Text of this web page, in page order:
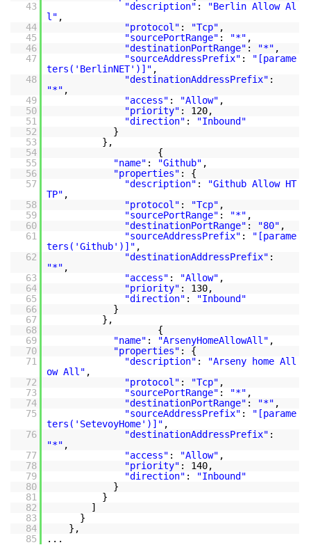
43
"description" :
"Berlin Allow Al
l" ,
44
"protocol" : "Tcp" ,
45
"sourcePortRange" : "*" ,
46
"destinationPortRange" : "*" ,
47
"sourceAddressPrefix" :
"[parame
ters('BerlinNET')]" ,
48
"destinationAddressPrefix" :
"*" ,
49
"access" : "Allow" ,
50
"priority" : 120,
51
"direction" :
"Inbound"
52
}
53
},
54
{
55
"name" : "Github" ,
56
"properties" : {
57
"description" :
"Github Allow HT
TP" ,
58
"protocol" : "Tcp" ,
59
"sourcePortRange" : "*" ,
60
"destinationPortRange" : "80" ,
61
"sourceAddressPrefix" :
"[parame
ters('Github')]" ,
62
"destinationAddressPrefix" :
"*" ,
63
"access" : "Allow" ,
64
"priority" : 130,
65
"direction" :
"Inbound"
66
}
67
},
68
{
69
"name" : "ArsenyHomeAllowAll" ,
70
"properties" : {
71
"description" :
"Arseny home All
ow All" ,
72
"protocol" : "Tcp" ,
73
"sourcePortRange" : "*" ,
74
"destinationPortRange" : "*" ,
75
"sourceAddressPrefix" :
"[parame
ters('SetevoyHome')]" ,
76
"destinationAddressPrefix" :
"*" ,
77
"access" : "Allow" ,
78
"priority" : 140,
79
"direction" :
"Inbound"
80
}
81
}
82
]
83
}
84
},
85
...